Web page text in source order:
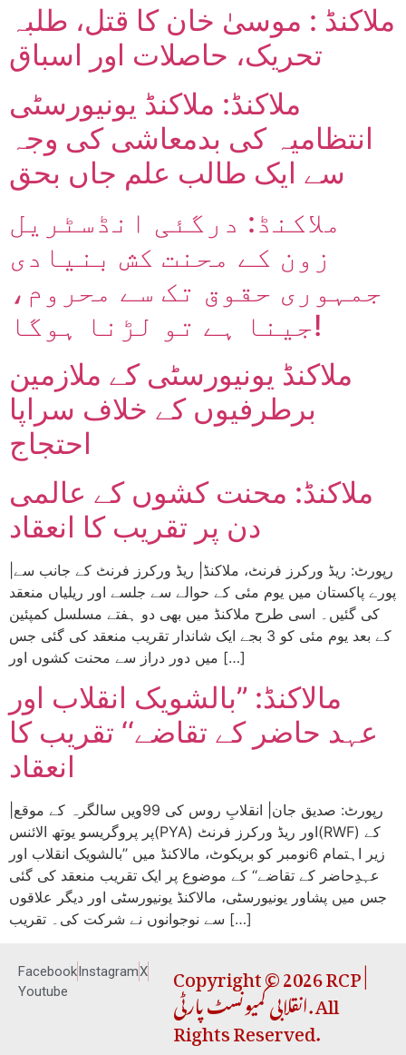
ملاکنڈ : موسیٰ خان کا قتل، طلبہ
تحریک، حاصلات اور اسباق
ملاکنڈ: ملاکنڈ یونیورسٹی
انتظامیہ کی بدمعاشی کی وجہ
سے ایک طالب علم جاں بحق
ملاکنڈ: درگئی انڈسٹریل
زون کے محنت کش بنیادی
جمہوری حقوق تک سے محروم،
جینا ہے تو لڑنا ہوگا!
ملاکنڈ یونیورسٹی کے ملازمین
برطرفیوں کے خلاف سراپا
احتجاج
ملاکنڈ: محنت کشوں کے عالمی
دن پر تقریب کا انعقاد
پورے پاکستان میں یوم مئی کے حوالے سے جلسے اور ریلیاں منعقد
کی گئیں۔ اسی طرح ملاکنڈ میں بھی دو ہفتے مسلسل کمپئین
کے بعد یوم مئی کو 3 بجے ایک شاندار تقریب منعقد کی گئی جس
میں دور دراز سے محنت کشوں اور […]
مالاکنڈ: ’’بالشویک انقلاب اور
عہد حاضر کے تقاضے‘‘ تقریب کا
انعقاد
پر پروگریسو یوتھ الائنس(PYA) اور ریڈ ورکرز فرنٹ(RWF) کے
زیر اہتمام 6نومبر کو بریکوٹ، مالاکنڈ میں ’’بالشویک انقلاب اور
عہدِحاضر کے تقاضے‘‘ کے موضوع پر ایک تقریب منعقد کی گئی
جس میں پشاور یونیورسٹی، مالاکنڈ یونیورسٹی اور دیگر علاقوں
سے نوجوانوں نے شرکت کی۔ تقریب […]
FacebookInstagramX
Youtube
Copyright © 2026 RCP |
انقلابی کمیونسٹ پارٹی. All
Rights Reserved.